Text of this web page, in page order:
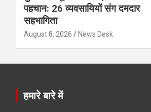
पहचान: 26 व्यवसायियों संग दमदार
सहभागिता
August 8, 2026 News Desk
हमारे बारे में